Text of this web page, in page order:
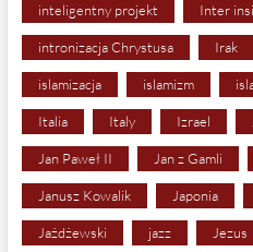
inteligentny projekt Inter
intronizacja Chrystusa Irak
islamizacja islamizm
Italia Italy Izrael
Jan Paweł II Jan z Gamli
Janusz Kowalik Japonia
Jażdżewski jazz Jezus